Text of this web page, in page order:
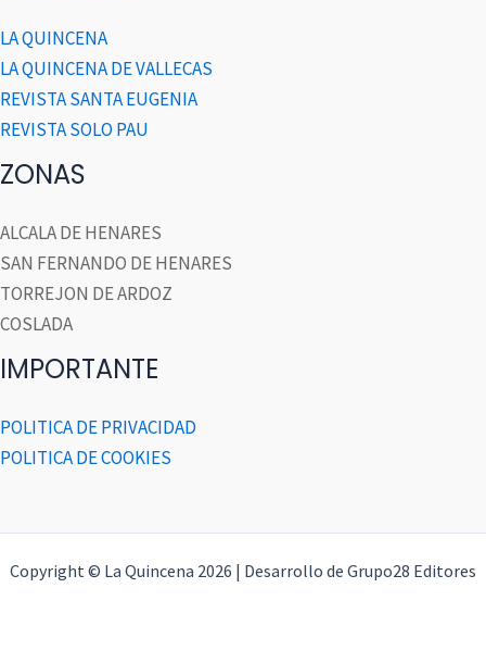
LA QUINCENA
LA QUINCENA DE VALLECAS
REVISTA SANTA EUGENIA
REVISTA SOLO PAU
ZONAS
ALCALA DE HENARES
SAN FERNANDO DE HENARES
TORREJON DE ARDOZ
COSLADA
IMPORTANTE
POLITICA DE PRIVACIDAD
POLITICA DE COOKIES
Copyright © La Quincena 2026 | Desarrollo de Grupo28 Editores